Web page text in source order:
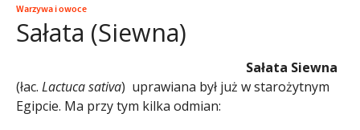
Warzywa i owoce
Sałata (Siewna)
Sałata Siewna
(łac. Lactuca sativa) uprawiana był już w starożytnym
Egipcie. Ma przy tym kilka odmian: